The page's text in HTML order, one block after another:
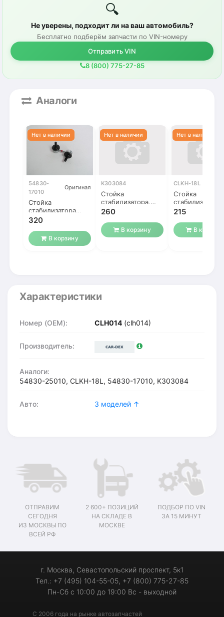
🔍
Не уверены, подходит ли на ваш автомобиль?
Бесплатно подберём запчасти по VIN-номеру
Отправить VIN
8 (800) 775-27-85
Аналоги
54830-
17010
Оригинал
Стойка
стабилизатора
Accent 2 (Акцент
320
В корзину
K303084
Стойка
стабилизатора,
передняя, левая
260
В корзину
CLKH-18L
Стойка
стабилизатора
Accent 2
215
В корзину
Характеристики
Номер (OEM): CLH014 (clh014)
Производитель:
Аналоги:
54830-25010, CLKH-18L, 54830-17010, K303084
Авто: 3 моделей ↑
ОТПРАВИМ
СЕГОДНЯ
ИЗ МОСКВЫ ПО
ВСЕЙ РФ
2 600+ ПОЗИЦИЙ
НА СКЛАДЕ В
МОСКВЕ
ПОДБОР ПО VIN
ЗА 15 МИНУТ
г. Москва, Севастопольский проспект, 5к1
Тел.: +7 (495) 104-55-05, +7 (800) 775-27-85
Пн-Сб с 10:00 до 19:00 Вс - выходной
С 2006 года на рынке автозапчастей